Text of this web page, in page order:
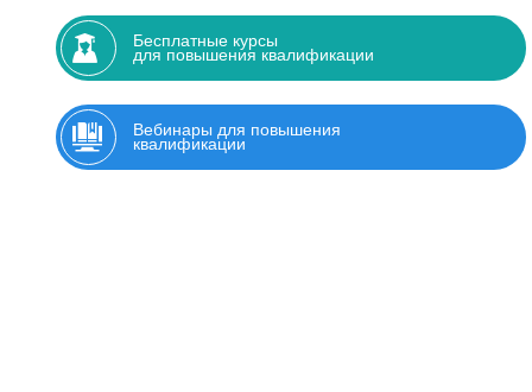
Бесплатные курсы
для повышения квалификации
Вебинары для повышения
квалификации